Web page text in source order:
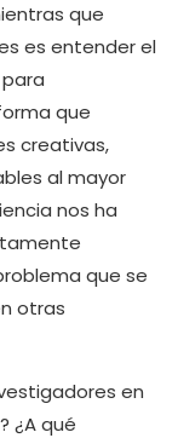
que
es entender el
que
creativas,
al mayor
nos ha
que se
otras
en
¿A qué